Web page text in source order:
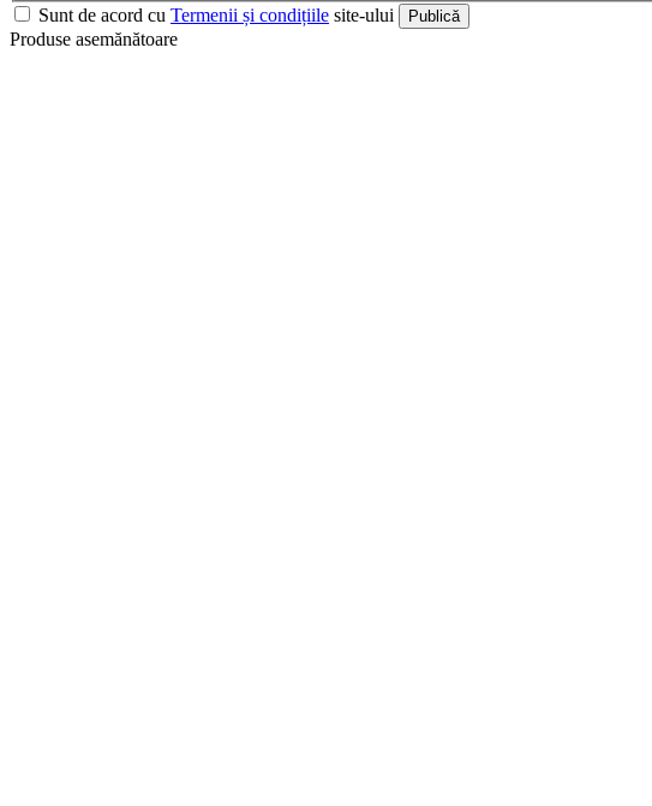
Sunt de acord cu Termenii și condițiile site-ului Publică
Produse asemănătoare